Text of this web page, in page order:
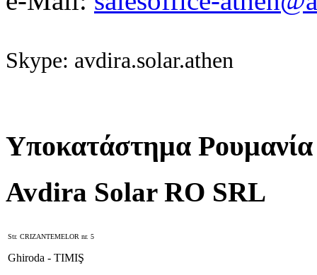
Skype: avdira.solar.athen
Υποκατάστημα Ρουμανία
Avdira Solar RO SRL
Str. CRIZANTEMELOR nr. 5
Ghiroda - TIMIŞ